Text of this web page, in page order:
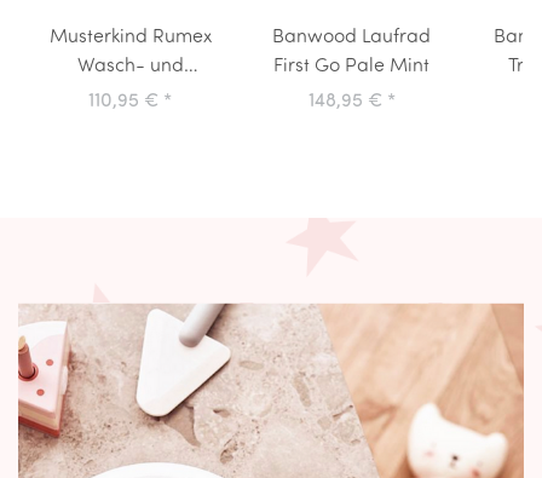
Musterkind Rumex
Wasch- und
Bügelcenter
110,95 € *
Banwood Laufrad
First Go Pale Mint
148,95 € *